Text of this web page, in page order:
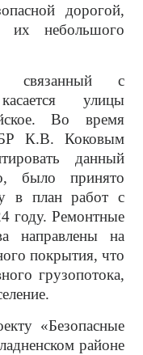
дорогой,
их небольшого
связанный с
улицы
Во время
К.В. Коковым
данный
было принято
в план работ с
году. Ремонтные
направлены на
покрытия, что
грузопотока,
«Безопасные
районе